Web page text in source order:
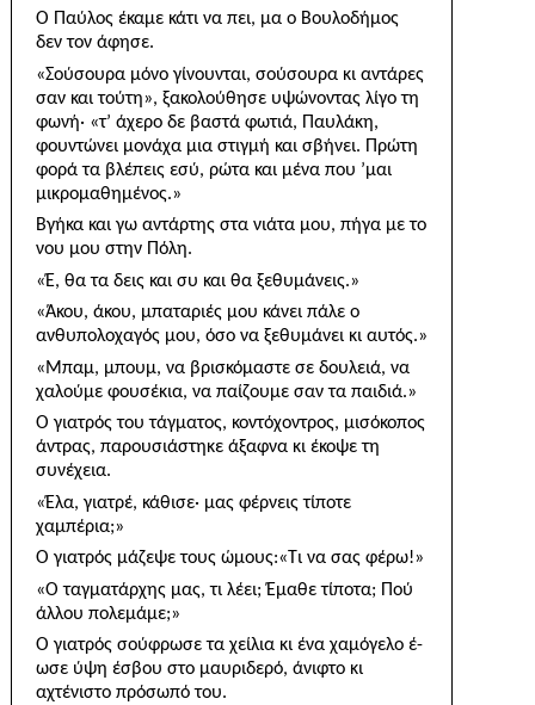
Ο Παύλος έκαμε κάτι να πει, μα ο Βουλοδήμος
δεν τον άφησε.
«Σούσουρα μόνο γίνουνται, σούσουρα κι αντάρες
σαν και τούτη», ξακολούθησε υψώνοντας λίγο τη
φωνή· «τ’ άχερο δε βαστά φωτιά, Παυλάκη,
φουντώνει μονάχα μια στιγμή και σβήνει. Πρώτη
φορά τα βλέπεις εσύ, ρώτα και μένα που ’μαι
μικρομαθημένος.»
Βγήκα και γω αντάρτης στα νιάτα μου, πήγα με το
νου μου στην Πόλη.
«Έ, θα τα δεις και συ και θα ξεθυμάνεις.»
«Άκου, άκου, μπαταριές μου κάνει πάλε ο
ανθυπολοχαγός μου, όσο να ξεθυμάνει κι αυτός.»
«Μπαμ, μπουμ, να βρισκόμαστε σε δουλειά, να
χαλούμε φουσέκια, να παίζουμε σαν τα παιδιά.»
Ο γιατρός του τάγματος, κοντόχοντρος, μισόκοπος
άντρας, παρουσιάστηκε άξαφνα κι έκοψε τη
συνέχεια.
«Έλα, γιατρέ, κάθισε· μας φέρνεις τίποτε
χαμπέρια;»
Ο γιατρός μάζεψε τους ώμους:«Τι να σας φέρω!»
«Ο ταγματάρχης μας, τι λέει; Έμαθε τίποτα; Πού
άλλου πολεμάμε;»
Ο γιατρός σούφρωσε τα χείλια κι ένα χαμόγελο έ­
ωσε ύψη έσβου στο μαυριδερό, άνιφτο κι
αχτένιστο πρόσωπό του.